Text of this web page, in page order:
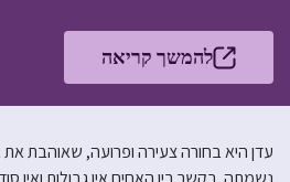
להמשך קריאה
עדן היא בחורה צעירה ופרועה, שאוהבת